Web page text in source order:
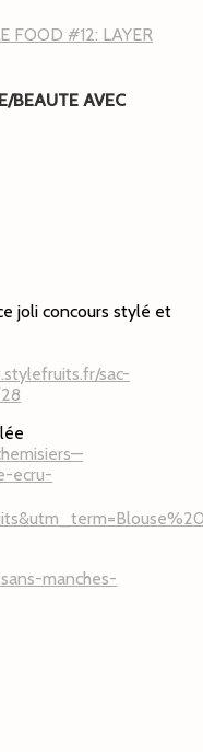
FOOD #12: LAYER
BEAUTE AVEC
joli concours stylé et
sac-
ecru-
manches-